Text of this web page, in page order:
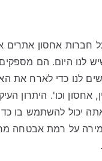
חברות אחסון אתרים
לנו היום. הם
לנו כדי לארח את
אחסון וכו'. היתרון
יכול להשתמש בו
על רמת אבטחה